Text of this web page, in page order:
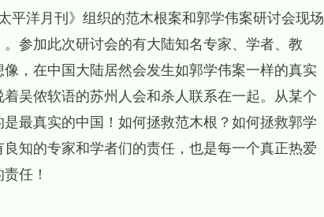
平洋月刊》组织的范木根案和郭学伟案研讨会现场
参加此次研讨会的有大陆知名专家、学者、教
，在中国大陆居然会发生如郭学伟案一样的真实
吴侬软语的苏州人会和杀人联系在一起。从某个
最真实的中国！如何拯救范木根？如何拯救郭学
知的专家和学者们的责任，也是每一个真正热爱
任！